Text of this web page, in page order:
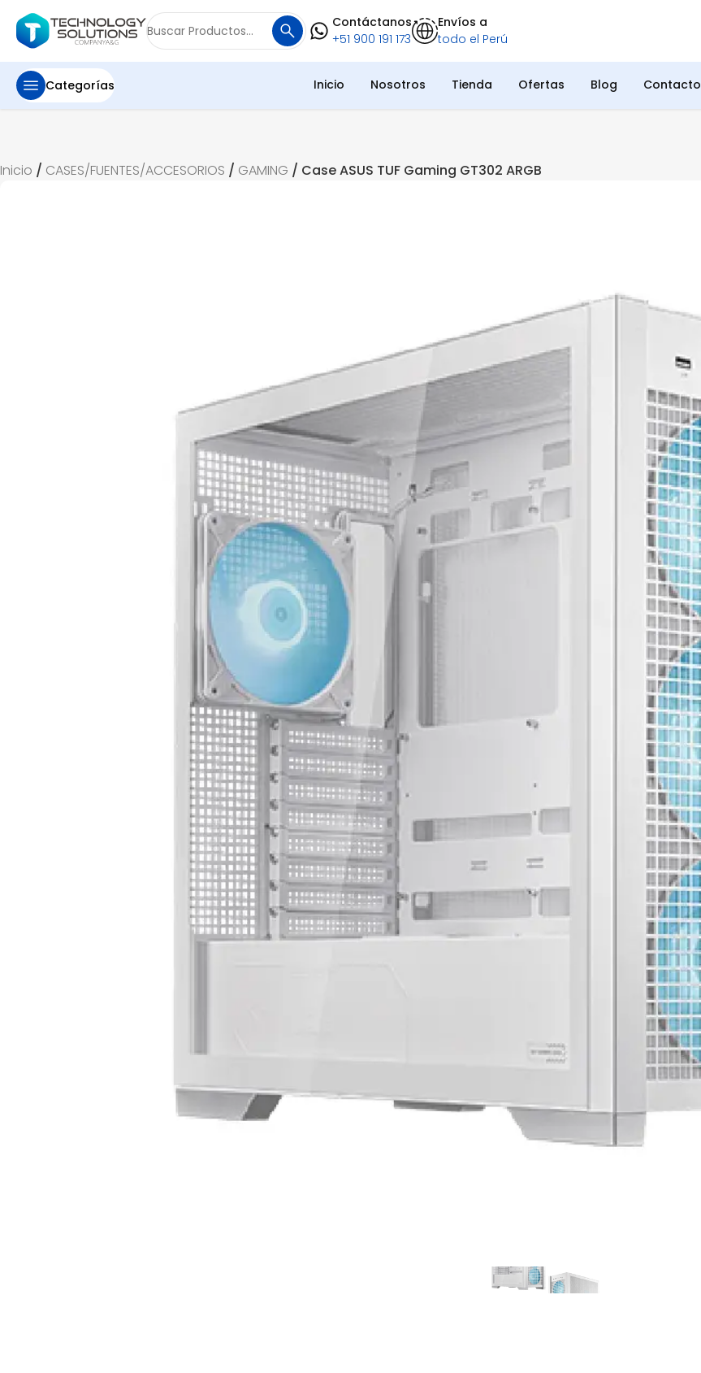
Buscar
por:
Contáctanos
+51 900 191 173
Envíos a
todo el Perú
Categorías Inicio Nosotros Tienda Ofertas Blog Contacto
Inicio / CASES/FUENTES/ACCESORIOS / GAMING / Case ASUS TUF Gaming GT302 ARGB